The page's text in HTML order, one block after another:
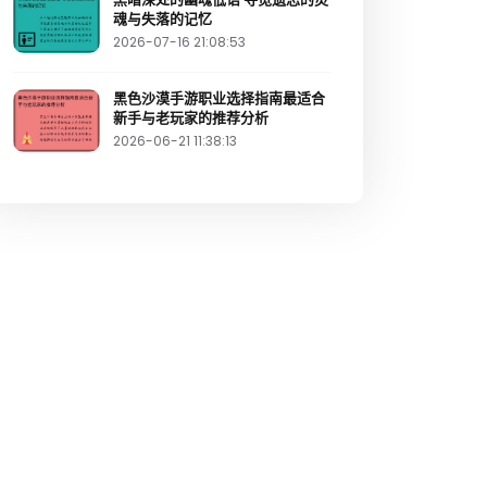
魂与失落的记忆
2026-07-16 21:08:53
黑色沙漠手游职业选择指南最适合
新手与老玩家的推荐分析
2026-06-21 11:38:13